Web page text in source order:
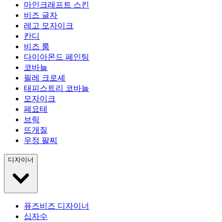
마인크래프트 스킨
비즈 글자
레고 모자이크
칸디
비즈 룸
다이아몬드 페인팅
코바늘
필레 크로셰
태피스트리 코바늘
모자이크
페요테
브릭
뜨개질
우정 팔찌
디자이너
퓨즈비즈 디자이너
십자수